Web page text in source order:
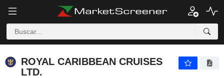
ROYAL CARIBBEAN CRUISES
LTD.